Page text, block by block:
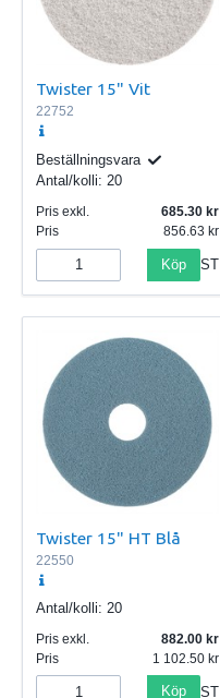
Twister 15" Vit
22752
Beställningsvara
Antal/kolli: 20
Pris exkl.
685.30
Pris
856.63
Köp ST
Twister 15" HT Blå
22550
Antal/kolli: 20
Pris exkl.
882.00
Pris
1 102.50
Köp ST